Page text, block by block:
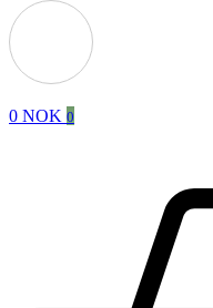
0 NOK 0